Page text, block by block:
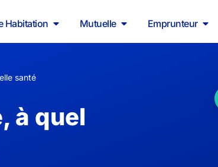
Habitation Mutuelle Emprunteur
santé
à quel